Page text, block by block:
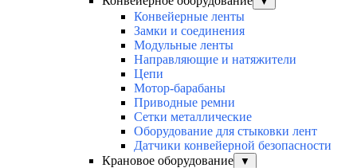
Конвейерные ленты
Замки и соединения
Модульные ленты
Направляющие и натяжители
Цепи
Мотор-барабаны
Приводные ремни
Сетки металлические
Оборудование для стыковки лент
Датчики конвейерной безопасности
Крановое оборудование
▼